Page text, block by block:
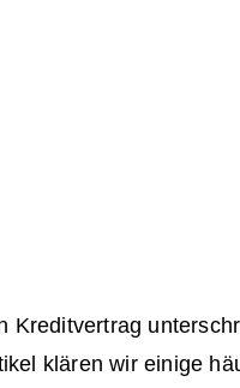
Kreditvertrag
klären wir einige